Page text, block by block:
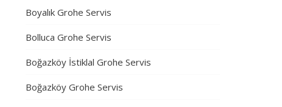
Boyalık Grohe Servis
Bolluca Grohe Servis
Boğazköy İstiklal Grohe Servis
Boğazköy Grohe Servis